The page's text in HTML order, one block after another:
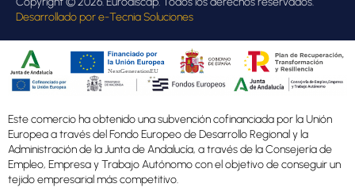
Desarrollado pore-Tecnia Soluciones
Este comercio ha obtenido una subvención cofinanciada por la Unión
Europea a través del Fondo Europeo de Desarrollo Regional y la
Administración de la Junta de Andalucía, a través de la Consejería de
Empleo, Empresa y Trabajo Autónomo con el objetivo de conseguir un
tejido empresarial más competitivo.